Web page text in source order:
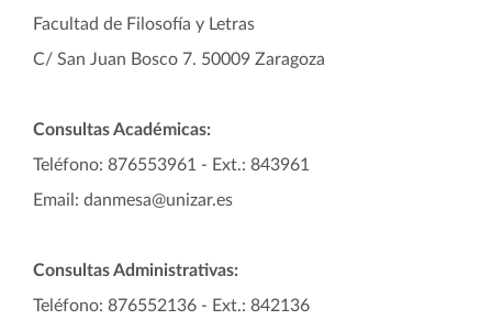
Facultad de Filosofía y Letras
C/ San Juan Bosco 7. 50009 Zaragoza
Consultas Académicas:
Teléfono: 876553961 - Ext.: 843961
Email: danmesa@unizar.es
Consultas Administrativas:
Teléfono: 876552136 - Ext.: 842136